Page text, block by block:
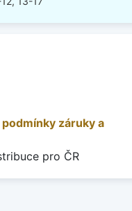
podmínky záruky a
pro ČR